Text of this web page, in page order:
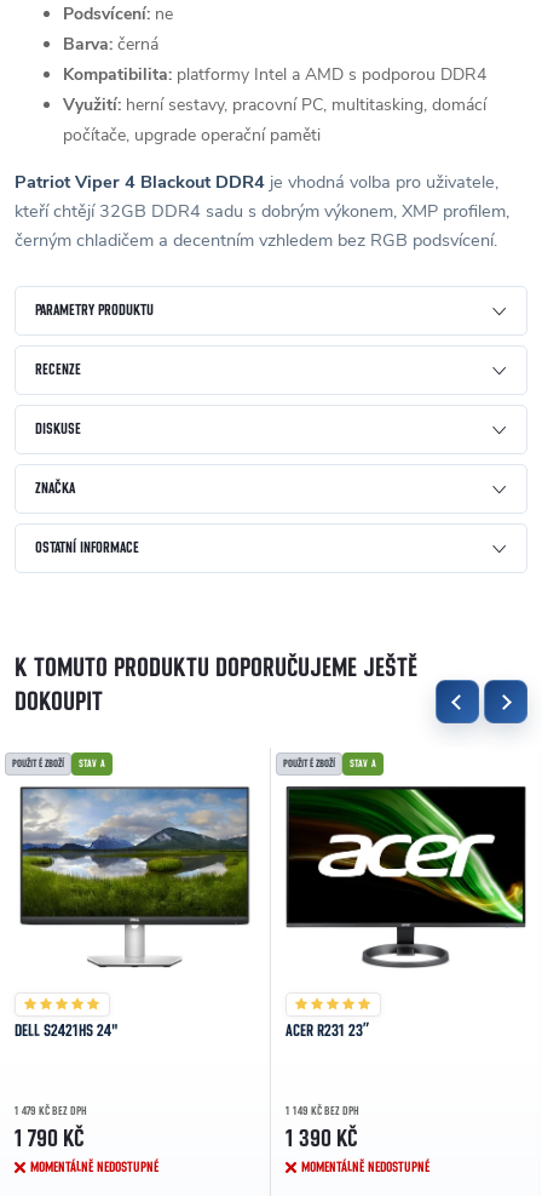
Podsvícení: ne
Barva: černá
Kompatibilita: platformy Intel a AMD s podporou DDR4
Využití: herní sestavy, pracovní PC, multitasking, domácí
počítače, upgrade operační paměti
Patriot Viper 4 Blackout DDR4 je vhodná volba pro uživatele,
kteří chtějí 32GB DDR4 sadu s dobrým výkonem, XMP profilem,
černým chladičem a decentním vzhledem bez RGB podsvícení.
PARAMETRY PRODUKTU
RECENZE
DISKUSE
ZNAČKA
OSTATNÍ INFORMACE
K TOMUTO PRODUKTU DOPORUČUJEME JEŠTĚ
DOKOUPIT
POUŽITÉ ZBOŽÍ STAV A
DELL S2421HS 24"
1 479 KČ BEZ DPH
1 790 KČ
MOMENTÁLNĚ NEDOSTUPNÉ
POUŽITÉ ZBOŽÍ STAV A
ACER R231 23”
1 149 KČ BEZ DPH
1 390 KČ
MOMENTÁLNĚ NEDOSTUPNÉ